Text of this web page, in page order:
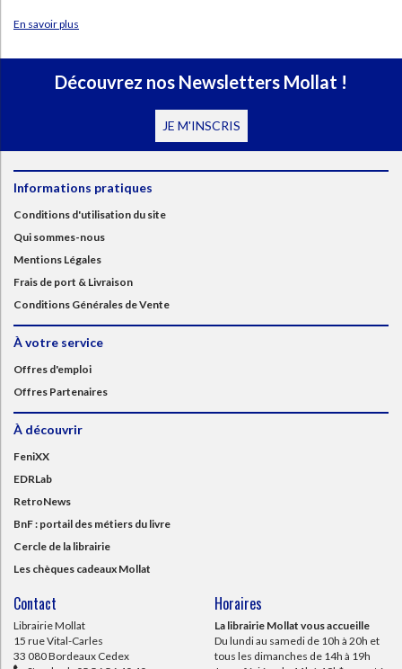
En savoir plus
Découvrez nos Newsletters Mollat !
JE M'INSCRIS
Informations pratiques
Conditions d'utilisation du site
Qui sommes-nous
Mentions Légales
Frais de port & Livraison
Conditions Générales de Vente
À votre service
Offres d'emploi
Offres Partenaires
À découvrir
FeniXX
EDRLab
RetroNews
BnF : portail des métiers du livre
Cercle de la librairie
Les chèques cadeaux Mollat
Contact
Librairie Mollat
15 rue Vital-Carles
33 080 Bordeaux Cedex
Horaires
La librairie Mollat vous accueille
Du lundi au samedi de 10h à 20h et
tous les dimanches de 14h à 19h